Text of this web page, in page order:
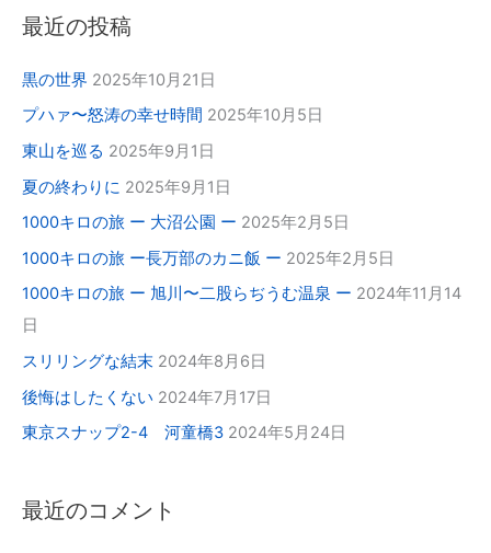
最近の投稿
黒の世界 2025年10月21日
プハァ〜怒涛の幸せ時間 2025年10月5日
東山を巡る 2025年9月1日
夏の終わりに 2025年9月1日
1000キロの旅 ー 大沼公園 ー 2025年2月5日
1000キロの旅 ー長万部のカニ飯 ー 2025年2月5日
1000キロの旅 ー 旭川〜二股らぢうむ温泉 ー 2024年11月14
日
スリリングな結末 2024年8月6日
後悔はしたくない 2024年7月17日
東京スナップ2-4 河童橋3 2024年5月24日
最近のコメント